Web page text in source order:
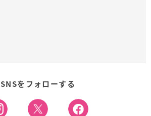
SNSをフォローする